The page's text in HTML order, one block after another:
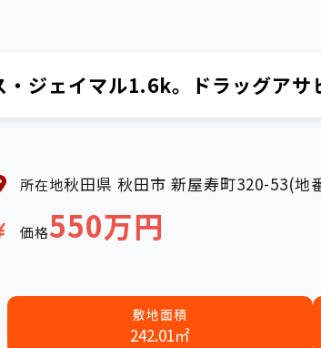
ジェイマル1.6k。ドラッグア
所在地秋田県 秋田市 新屋寿町320-53(地
価格550万円
敷地面積
242.01㎡